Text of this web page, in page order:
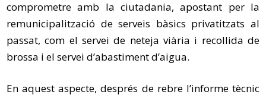
comprometre amb la ciutadania, apostant per la
remunicipalització de serveis bàsics privatitzats al
passat, com el servei de neteja viària i recollida de
brossa i el servei d’abastiment d’aigua.
En aquest aspecte, després de rebre l’informe tècnic